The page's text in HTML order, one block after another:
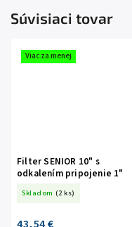
Súvisiaci tovar
Viac za menej
Filter SENIOR 10" s
odkalením pripojenie 1"
Skladom (2 ks)